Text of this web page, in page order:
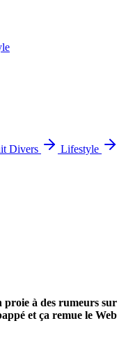
Divers
Lifestyle
à des rumeurs sur
et ça remue le Web